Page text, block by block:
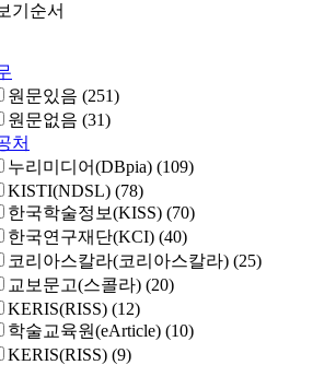
기순서
원문있음 (251)
원문없음 (31)
처
누리미디어(DBpia) (109)
KISTI(NDSL) (78)
한국학술정보(KISS) (70)
한국연구재단(KCI) (40)
코리아스칼라(코리아스칼라) (25)
교보문고(스콜라) (20)
KERIS(RISS) (12)
학술교육원(eArticle) (10)
KERIS(RISS) (9)